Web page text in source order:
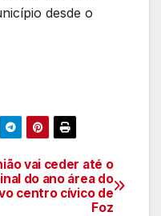
desde o
vai ceder até o
do ano área do
centro cívico de
Foz